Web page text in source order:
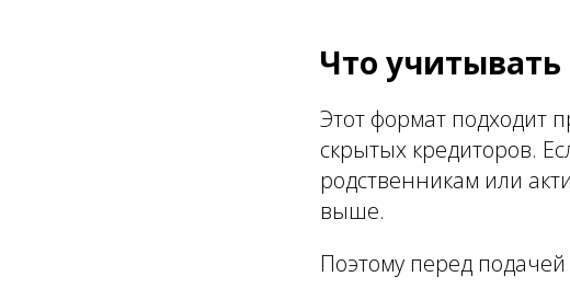
Что учитывать
Этот формат подходит
скрытых кредиторов.
родственникам или
выше.
Поэтому перед